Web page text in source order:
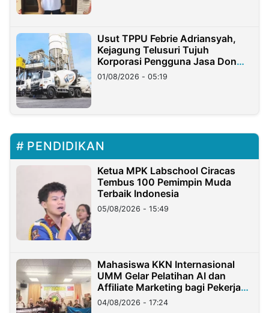
Usut TPPU Febrie Adriansyah,
Kejagung Telusuri Tujuh
Korporasi Pengguna Jasa Don
Ritto
01/08/2026 - 05:19
PENDIDIKAN
Ketua MPK Labschool Ciracas
Tembus 100 Pemimpin Muda
Terbaik Indonesia
05/08/2026 - 15:49
Mahasiswa KKN Internasional
UMM Gelar Pelatihan AI dan
Affiliate Marketing bagi Pekerja
Migran Indonesia di Taiwan
04/08/2026 - 17:24